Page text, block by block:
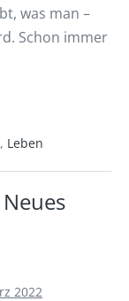
was man –
Schon immer
, Leben
2022